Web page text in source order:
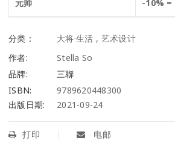
元帅 -10% =
分类： 大将·生活 , 艺术设计
作者:
Stella So
品牌:
三聯
ISBN:
9789620448300
出版日期:
2021-09-24
打印 电邮